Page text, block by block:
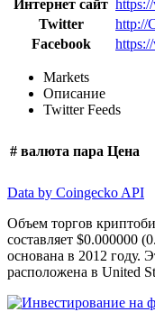
Интернет сайт
Twitter
http://
Facebook
Markets
Описание
Twitter Feeds
# валюта пара Цена
Data by Coingecko API
Объем торгов
составляет $0.000000
основана в 2012 году.
расположена в United